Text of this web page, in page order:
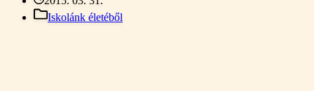
Iskolánk életéből